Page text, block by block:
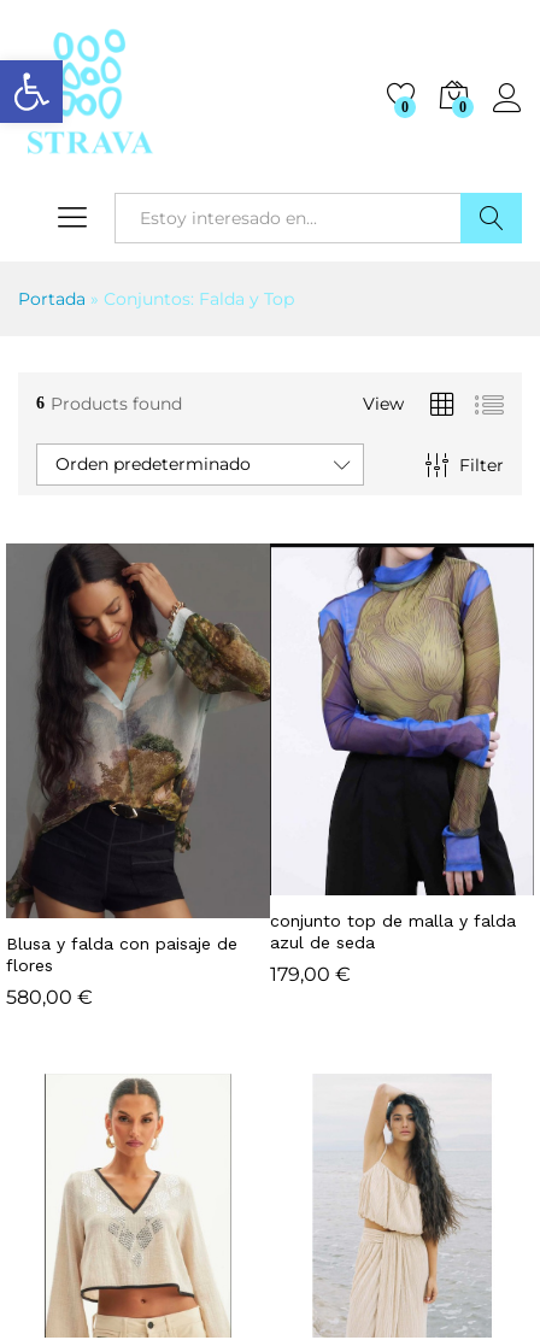
Abrir barra de herramientas
0 0
Portada » Conjuntos: Falda y Top
6 Products found View
Filter
Orden predeterminado
Blusa y falda con paisaje de
flores
580,00 €
conjunto top de malla y falda
azul de seda
179,00 €